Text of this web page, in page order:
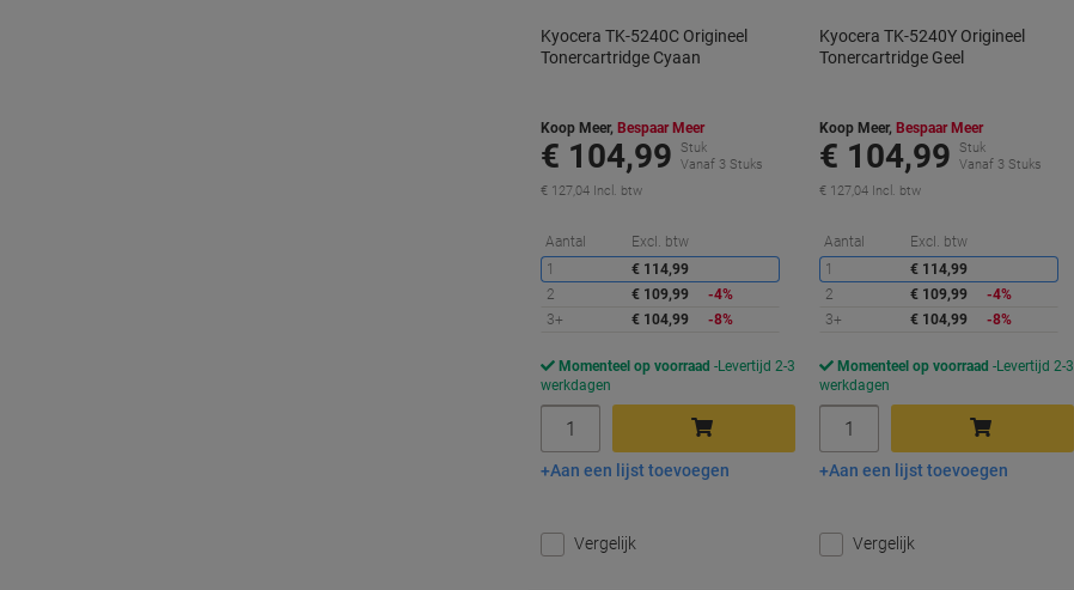
Kyocera TK-5240C Origineel
Tonercartridge Cyaan
Koop Meer, Bespaar Meer
€ 104,99
Stuk
Vanaf 3 Stuks
€ 127,04 Incl. btw
Aantal Excl. btw
Korting
1
€ 114,99
2
€ 109,99
-4%
3+
€ 104,99 -8%
Momenteel op voorraad
Levertijd 2-3
werkdagen
In winkelwagen
Aan een lijst toevoegen
Vergelijk
Kyocera TK-5240Y Origineel
Tonercartridge Geel
Koop Meer, Bespaar Meer
€ 104,99
Stuk
Vanaf 3 Stuks
€ 127,04 Incl. btw
Aantal Excl. btw
1
€ 114,99
2
€ 109,99
-4%
3+
€ 104,99 -8%
Momenteel op voorraad
Levertijd 2-3
werkdagen
In winkelwagen
Aan een lijst toevoegen
Vergelijk